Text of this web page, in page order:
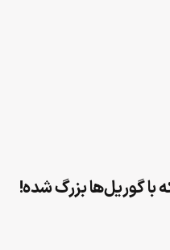
با گوریل‌ها بزرگ شده!